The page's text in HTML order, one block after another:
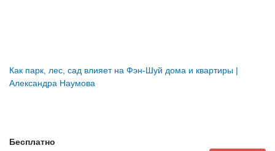
Как парк, лес, сад влияет на Фэн-Шуй дома и квартиры |
Александра Наумова
Бесплатно